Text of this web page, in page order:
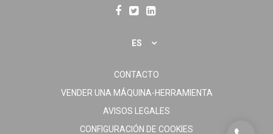
ES
CONTACTO
VENDER UNA MÁQUINA-HERRAMIENTA
AVISOS LEGALES
CONFIGURACIÓN DE COOKIES